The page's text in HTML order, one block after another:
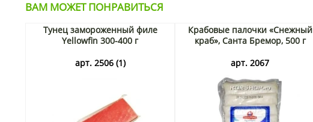
ВАМ МОЖЕТ ПОНРАВИТЬСЯ
Тунец замороженный филе
Yellowfin 300-400 г
арт. 2506 (1)
Крабовые палочки «Снежный
краб», Санта Бремор, 500 г
арт. 2067